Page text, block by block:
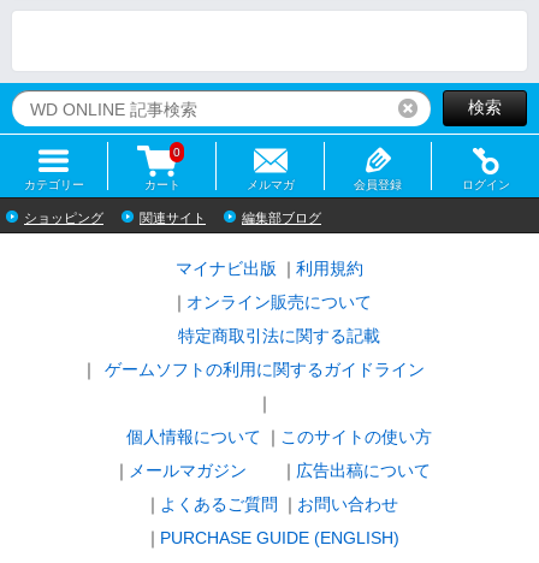
リセット検索
カテゴリー カート
0
メルマガ 会員登録 ログイン
ショッピング 関連サイト 編集部ブログ
マイナビ出版
利用規約
オンライン販売について
特定商取引法に関する記載
ゲームソフトの利用に関するガイドライン
｜
個人情報について
このサイトの使い方
メールマガジン
広告出稿について
よくあるご質問
お問い合わせ
PURCHASE GUIDE (ENGLISH)